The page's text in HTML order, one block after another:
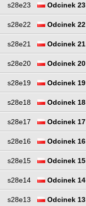
s28e23 Odcinek 23
s28e22 Odcinek 22
s28e21 Odcinek 21
s28e20 Odcinek 20
s28e19 Odcinek 19
s28e18 Odcinek 18
s28e17 Odcinek 17
s28e16 Odcinek 16
s28e15 Odcinek 15
s28e14 Odcinek 14
s28e13 Odcinek 13